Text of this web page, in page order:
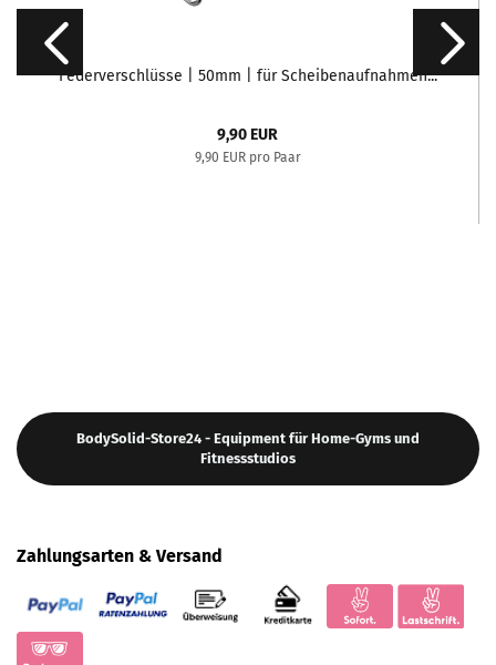
Federverschlüsse | 50mm | für Scheibenaufnahmen...
9,90 EUR
9,90 EUR pro Paar
BodySolid-Store24 - Equipment für Home-Gyms und
Fitnessstudios
Zahlungsarten & Versand